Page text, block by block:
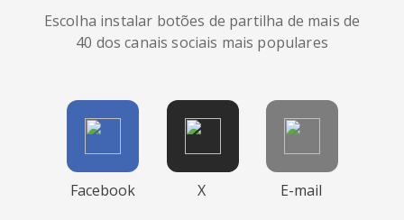
Escolha instalar botões de partilha de mais de
40 dos canais sociais mais populares
Facebook X E-mail